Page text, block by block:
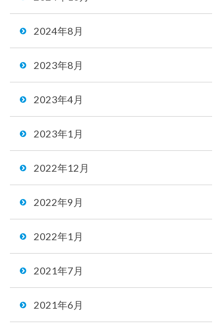
2024年8月
2023年8月
2023年4月
2023年1月
2022年12月
2022年9月
2022年1月
2021年7月
2021年6月